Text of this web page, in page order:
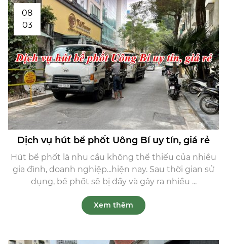
08
03
Dịch vụ hút bể phốt Uông Bí uy tín, giá rẻ
Hút bể phốt là nhu cầu không thể thiếu của nhiều
gia đình, doanh nghiệp...hiện nay. Sau thời gian sử
dụng, bể phốt sẽ bị đầy và gây ra nhiều ...
Xem thêm